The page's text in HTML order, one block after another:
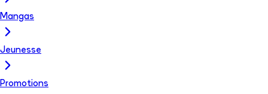
Mangas
Jeunesse
Promotions